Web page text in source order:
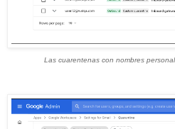
Las cuarentenas con nombres